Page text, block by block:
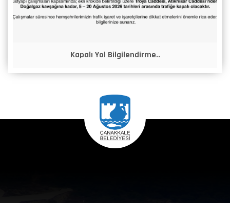
Kapalı Yol Bilgilendirme..